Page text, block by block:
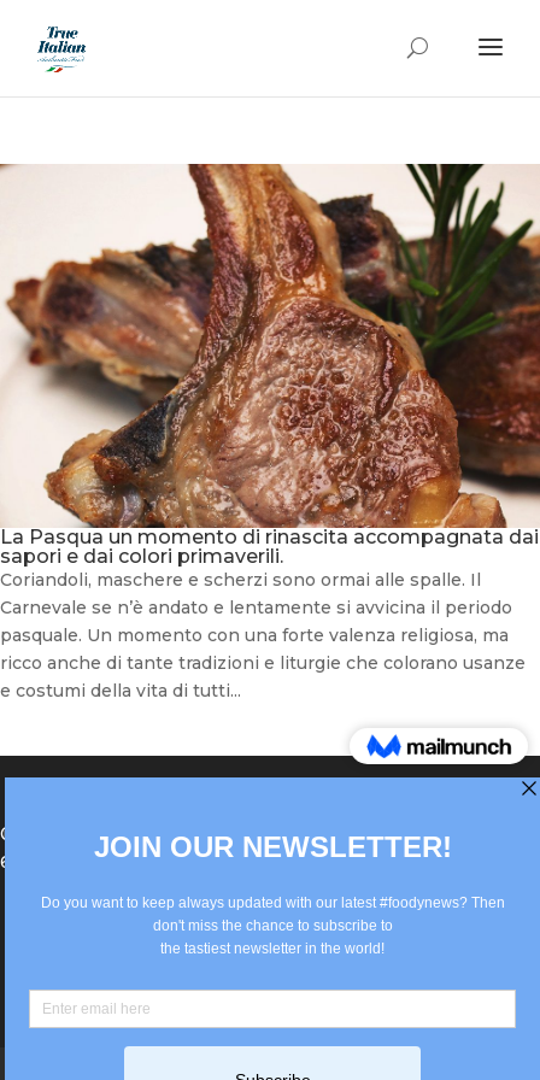
La Pasqua un momento di rinascita accompagnata dai
sapori e dai colori primaverili.
Coriandoli, maschere e scherzi sono ormai alle spalle. Il
Carnevale se n’è andato e lentamente si avvicina il periodo
pasquale. Un momento con una forte valenza religiosa, ma
ricco anche di tante tradizioni e liturgie che colorano usanze
e costumi della vita di tutti...
®Berlin Italian Communication 2022 +49(0)30
62867442
info@old.true-italian.com